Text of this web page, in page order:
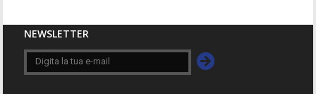
NEWSLETTER